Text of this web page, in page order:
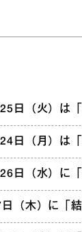
日（火）は
日（月）は
日（水）に
（木）に「